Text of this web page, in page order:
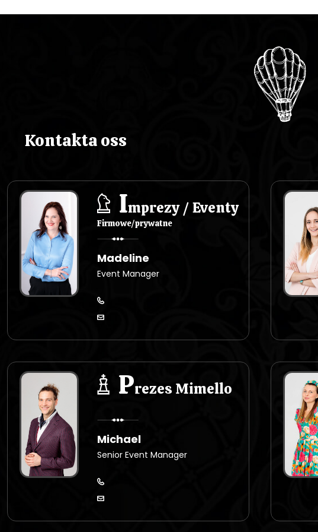
Kontakta oss
Imprezy / Eventy
Firmowe/prywatne
Madeline
Event Manager
Prezes Mimello
Michael
Senior Event Manager